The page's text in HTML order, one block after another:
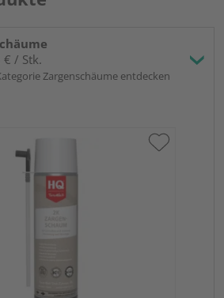
€ / Stk.
Zargenschäume entdecken